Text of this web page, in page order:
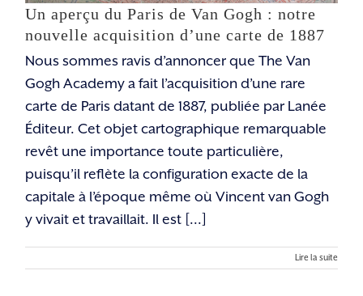
Un aperçu du Paris de Van Gogh : notre
nouvelle acquisition d’une carte de 1887
Nous sommes ravis d’annoncer que The Van
Gogh Academy a fait l’acquisition d’une rare
carte de Paris datant de 1887, publiée par Lanée
Éditeur. Cet objet cartographique remarquable
revêt une importance toute particulière,
puisqu’il reflète la configuration exacte de la
capitale à l’époque même où Vincent van Gogh
y vivait et travaillait. Il est [...]
Lire la suite